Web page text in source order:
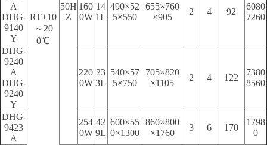
RT+10
～20
0℃
50H
Z
A
DHG-
9140
Y
160
0W
14
1L
490×52
5×550
655×760
×905
2 4 92
6080
7260
DHG-
9240
A
DHG-
9240
Y
220
0W
23
3L
540×57
5×750
705×820
×1105
2 4 122
7380
8560
DHG-
9423
A
254
0W
42
9L
600×55
0×1300
860×800
×1760
3 6 170
1798
0